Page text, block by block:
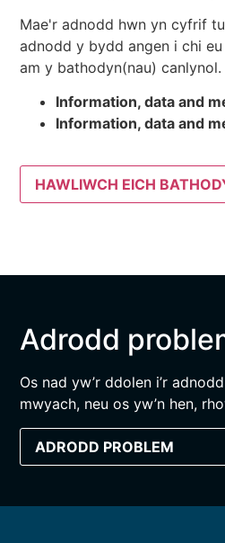
Mae'r adnodd hwn yn cyfrif
adnodd y bydd angen i chi
am y bathodyn(nau) canlynol.
Information, data and
Information, data and
HAWLIWCH EICH
Adrodd
Os nad yw’r ddolen i’r
mwyach, neu os yw’n hen,
ADRODD PROBLEM